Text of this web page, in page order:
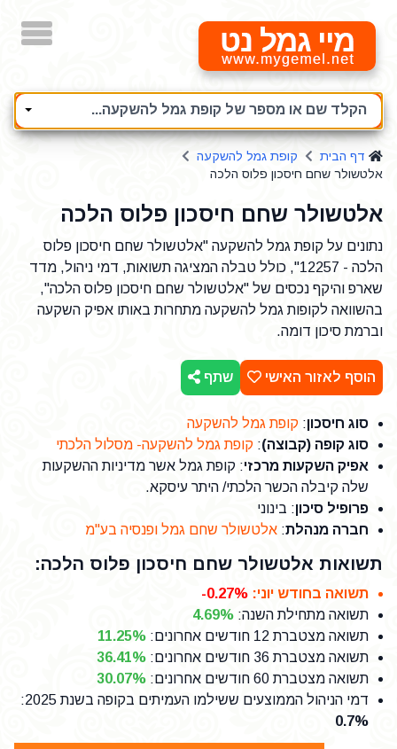
מיי גמל נט
הקלד שם או מספר של קופת גמל להשקעה...
דף הבית
קופת גמל להשקעה
אלטשולר שחם חיסכון פלוס הלכה
אלטשולר שחם חיסכון פלוס הלכה
נתונים על קופת גמל להשקעה "אלטשולר שחם חיסכון פלוס
הלכה - 12257", כולל טבלה המציגה תשואות, דמי ניהול, מדד
שארפ והיקף נכסים של "אלטשולר שחם חיסכון פלוס הלכה",
בהשוואה לקופות גמל להשקעה מתחרות באותו אפיק השקעה
וברמת סיכון דומה.
הוסף לאזור האישי שתף
סוג חיסכון: קופת גמל להשקעה
סוג קופה (קבוצה): קופת גמל להשקעה- מסלול הלכתי
אפיק השקעות מרכזי: קופת גמל אשר מדיניות ההשקעות
שלה קיבלה הכשר הלכתי/ היתר עיסקא.
פרופיל סיכון: בינוני
חברה מנהלת: אלטשולר שחם גמל ופנסיה בע"מ
תשואות אלטשולר שחם חיסכון פלוס הלכה:
תשואה בחודש יוני:
-0.27%
תשואה מתחילת השנה:
4.69%
תשואה מצטברת 12 חודשים אחרונים
:
11.25%
תשואה מצטברת 36 חודשים אחרונים
:
36.41%
תשואה מצטברת 60 חודשים אחרונים
:
30.07%
דמי הניהול הממוצעים ששילמו העמיתים בקופה בשנת 2025
:
0.7%